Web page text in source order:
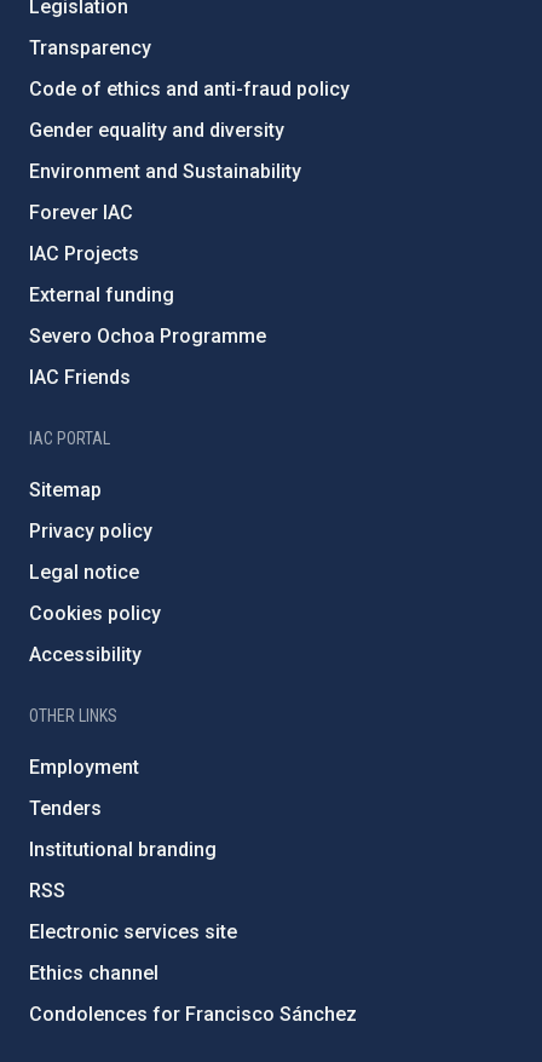
Legislation
Transparency
Code of ethics and anti-fraud policy
Gender equality and diversity
Environment and Sustainability
Forever IAC
IAC Projects
External funding
Severo Ochoa Programme
IAC Friends
IAC PORTAL
Sitemap
Privacy policy
Legal notice
Cookies policy
Accessibility
OTHER LINKS
Employment
Tenders
Institutional branding
RSS
Electronic services site
Ethics channel
Condolences for Francisco Sánchez